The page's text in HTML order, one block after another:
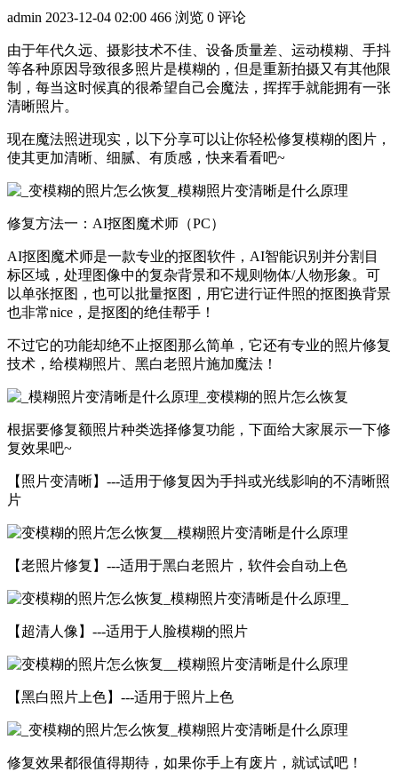
admin 2023-12-04 02:00 466 浏览 0 评论
由于年代久远、摄影技术不佳、设备质量差、运动模糊、手抖
等各种原因导致很多照片是模糊的，但是重新拍摄又有其他限
制，每当这时候真的很希望自己会魔法，挥挥手就能拥有一张
清晰照片。
现在魔法照进现实，以下分享可以让你轻松修复模糊的图片，
使其更加清晰、细腻、有质感，快来看看吧~
修复方法一：AI抠图魔术师（PC）
AI抠图魔术师是一款专业的抠图软件，AI智能识别并分割目
标区域，处理图像中的复杂背景和不规则物体/人物形象。可
以单张抠图，也可以批量抠图，用它进行证件照的抠图换背景
也非常nice，是抠图的绝佳帮手！
不过它的功能却绝不止抠图那么简单，它还有专业的照片修复
技术，给模糊照片、黑白老照片施加魔法！
根据要修复额照片种类选择修复功能，下面给大家展示一下修
复效果吧~
【照片变清晰】---适用于修复因为手抖或光线影响的不清晰照
片
【老照片修复】---适用于黑白老照片，软件会自动上色
【超清人像】---适用于人脸模糊的照片
【黑白照片上色】---适用于照片上色
修复效果都很值得期待，如果你手上有废片，就试试吧！